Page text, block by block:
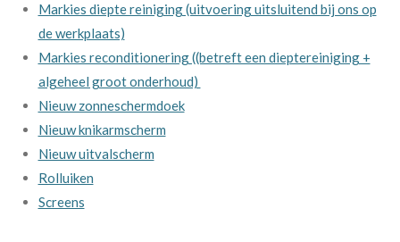
Markies diepte reiniging (uitvoering uitsluitend bij ons op
de werkplaats)
Markies reconditionering ((betreft een dieptereiniging +
algeheel groot onderhoud)
Nieuw zonneschermdoek
Nieuw knikarmscherm
Nieuw uitvalscherm
Rolluiken
Screens